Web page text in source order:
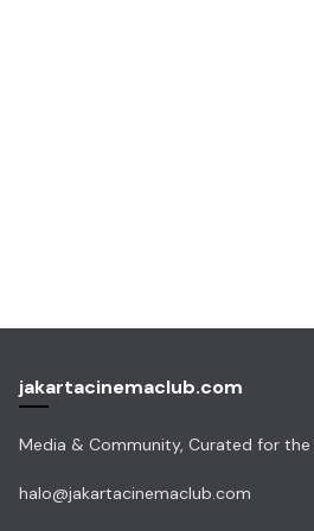
jakartacinemaclub.com
Media & Community, Curated for the
halo@jakartacinemaclub.com